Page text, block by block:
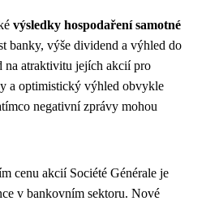
výsledky hospodaření samotné
banky, výše dividend a výhled do
na atraktivitu jejích akcií pro
a optimistický výhled obvykle
negativní zprávy mohou
cenu akcií Société Générale je
v bankovním sektoru. Nové